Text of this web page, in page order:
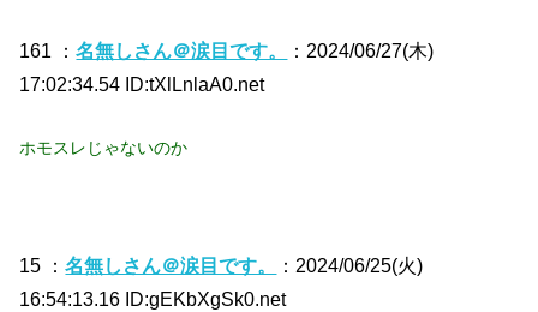
161 ：名無しさん＠涙目です。
：2024/06/27(木)
17:02:34.54 ID:tXlLnlaA0.net
ホモスレじゃないのか
15 ：名無しさん＠涙目です。
：2024/06/25(火)
16:54:13.16 ID:gEKbXgSk0.net